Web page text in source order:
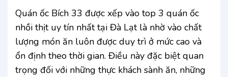
Quán ốc Bích 33 được xếp vào top 3 quán ốc
nhồi thịt uy tín nhất tại Đà Lạt là nhờ vào chất
lượng món ăn luôn được duy trì ở mức cao và
ổn định theo thời gian. Điều này đặc biệt quan
trọng đối với những thực khách sành ăn, những